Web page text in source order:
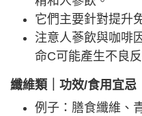
它們主要針對提升
注意人蔘飲與咖啡
命C可能產生不良
纖維類｜功效/食用宜忌
例子：膳食纖維、